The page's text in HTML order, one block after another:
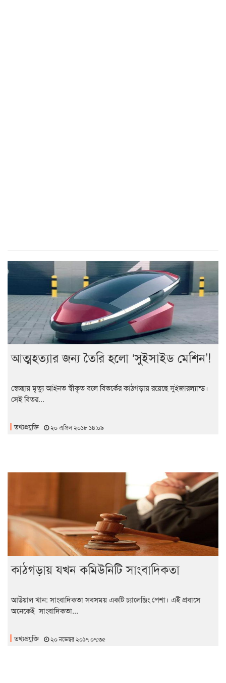
আত্মহত্যার জন্য তৈরি হলো ‘সুইসাইড মেশিন’!
স্বেচ্ছায় মৃত্যু আইনত স্বীকৃত বলে বিতর্কের কাঠগড়ায় রয়েছে সুইজারল্যান্ড।
সেই বিতর...
তথ্যপ্রযুক্তি ২০ এপ্রিল ২০১৮ ১৪:০৯
কাঠগড়ায় যখন কমিউনিটি সাংবাদিকতা
আউয়াল খান: সাংবাদিকতা সবসময় একটি চ্যালেঞ্জিং পেশা। এই প্রবাসে
অনেকেই সাংবাদিকতা...
তথ্যপ্রযুক্তি ২০ নভেম্বর ২০১৭ ০৭:৩৫